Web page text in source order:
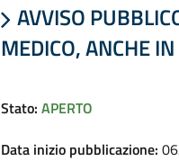
 AVVISO
MEDICO, ANCHE
Stato: APERTO
Data inizio pubblicazione: